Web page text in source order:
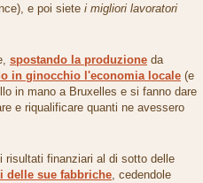
e poi siete i migliori lavoratori
spostando la produzione da
in ginocchio l'economia locale (e
in mano a Bruxelles e si fanno dare
e riqualificare quanti ne avessero
risultati finanziari al di sotto delle
delle sue fabbriche, cedendole